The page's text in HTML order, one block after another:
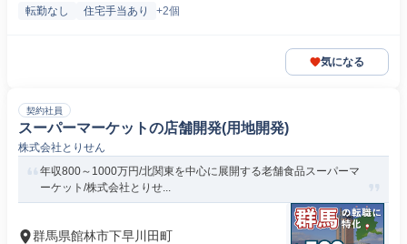
転勤なし 住宅手当あり +2個
気になる
契約社員
スーパーマーケットの店舗開発(用地開発)
株式会社とりせん
年収800～1000万円/北関東を中心に展開する老舗食品スーパーマ
ーケット/株式会社とりせ...
群馬県館林市下早川田町